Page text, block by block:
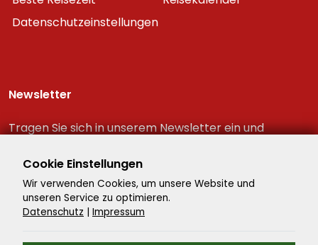
Datenschutzeinstellungen
Newsletter
Tragen Sie sich in unserem Newsletter ein und
Reiseschnäppchen!
Cookie Einstellungen
Wir verwenden Cookies, um unsere Website und
unseren Service zu optimieren.
Datenschutz | Impressum